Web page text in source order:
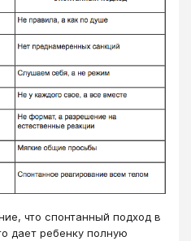
что спонтанный подход в
дает ребенку полную